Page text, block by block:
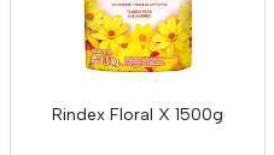
Rindex Floral X 1500g